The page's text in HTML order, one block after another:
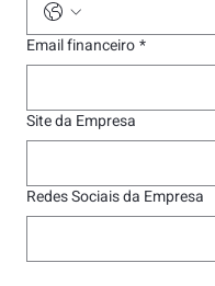
Email financeiro*
Site da Empresa
Redes Sociais da Empresa